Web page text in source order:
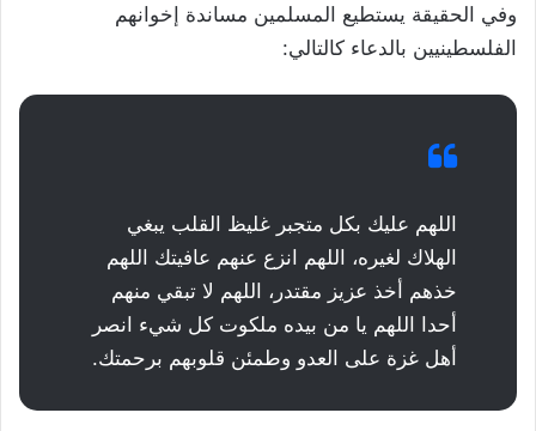
وفي الحقيقة يستطيع المسلمين مساندة إخوانهم
الفلسطينيين بالدعاء كالتالي:
اللهم عليك بكل متجبر غليظ القلب يبغي
الهلاك لغيره، اللهم انزع عنهم عافيتك اللهم
خذهم أخذ عزيز مقتدر، اللهم لا تبقي منهم
أحدا اللهم يا من بيده ملكوت كل شيء انصر
أهل غزة على العدو وطمئن قلوبهم برحمتك.